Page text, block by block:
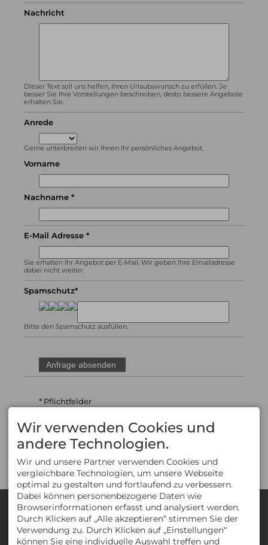
Nachricht
Dieser Text soll uns helfen, Ihren Urlaubswunsch zu erfüllen. Je
besser Sie Ihre Vorstellungen beschreiben, desto bessere Angebote
erhalten Sie.
Anrede
Gerne unterbreiten wir Ihnen Ihr persönliches Angebot.
Vorname
Nachname *
E-Mail Adresse *
Sie erhalten Ihr Angebot per E-Mail. Wir geben Ihre Emailadresse
dabei nicht weiter.
Spamschutz*
Bitte den Spamschutz ausfüllen.
* Pflichtfelder
Datenschutz
Mit dem Absenden des Formulars habe ich die
Datenschutzerklärungzur Kenntnis
KONTAKT
Gästehaus Strasser
Aleksandra Strasser
Eggstrasse 63
Wir verwenden Cookies und
andere Technologien.
Wir und unsere Partner verwenden Cookies und
vergleichbare Technologien, um unsere Webseite
optimal zu gestalten und fortlaufend zu verbessern.
Dabei können personenbezogene Daten wie
Browserinformationen erfasst und analysiert werden.
Durch Klicken auf „Alle akzeptieren“ stimmen Sie der
Verwendung zu. Durch Klicken auf „Einstellungen“
können Sie eine individuelle Auswahl treffen und